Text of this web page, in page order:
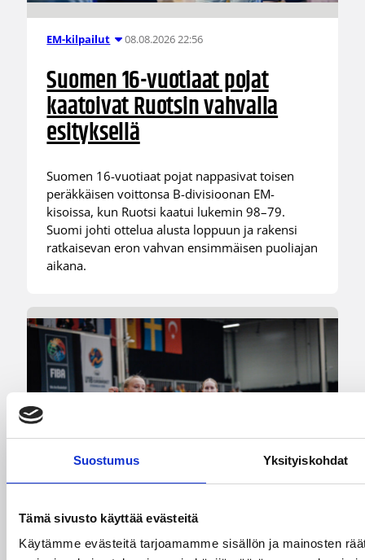
Suostumus Yksityiskohdat
Tämä sivusto käyttää evästeitä
Käytämme evästeitä tarjoamamme sisällön ja mainosten
EM-kilpailut 08.08.2026 22:56
Suomen 16-vuotiaat pojat
kaatoivat Ruotsin vahvalla
esityksellä
Suomen 16-vuotiaat pojat nappasivat toisen
peräkkäisen voittonsa B-divisioonan EM-
kisoissa, kun Ruotsi kaatui lukemin 98–79.
Suomi johti ottelua alusta loppuun ja rakensi
ratkaisevan eron vahvan ensimmäisen puoliajan
aikana.